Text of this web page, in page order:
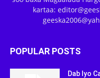
kartaa:
POPULAR POSTS
Dab Iyo